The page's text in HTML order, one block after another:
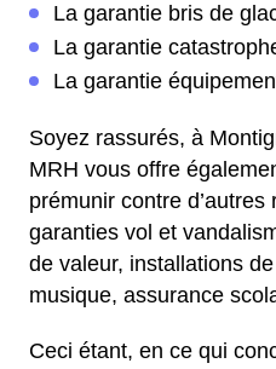
La garantie bris de
La garantie
La garantie
Soyez rassurés, à
MRH vous offre
prémunir contre
garanties vol et
de valeur, installations
musique, assurance
Ceci étant, en ce qui